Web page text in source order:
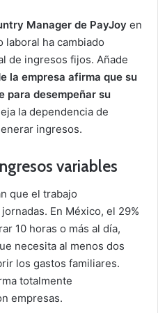
Manager de PayJoy en
laboral ha cambiado
de ingresos fijos. Añade
la empresa afirma que su
para desempeñar su
la dependencia de
ingresos.
variables
que el trabajo
En México, el 29%
10 horas o más al día,
necesita al menos dos
los gastos familiares.
totalmente
empresas.